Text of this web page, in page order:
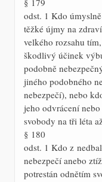
odst. 1 Kdo
těžké újmy na
velkého rozsahu
škodlivý účinek
podobně
jiného podobného
nebezpečí), nebo
jeho odvrácení
svobody na tři léta
§ 180
odst. 1 Kdo z
nebezpečí anebo
potrestán odnětím